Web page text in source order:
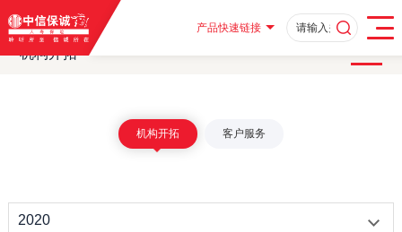
产品快速链接
首页 · 关于中信保诚 · 2006 - 2010
机构开拓
机构开拓 客户服务
2020